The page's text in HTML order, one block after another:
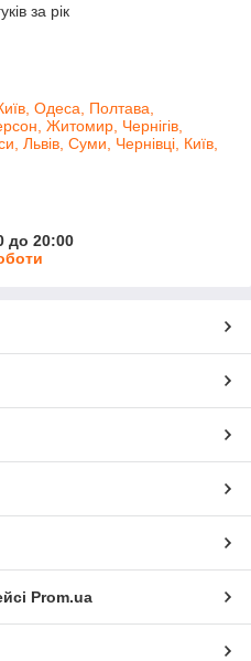
за рік
Одеса, Полтава,
Житомир, Чернігів,
Львів, Суми, Чернівці, Київ,
до 20:00
Prom.ua